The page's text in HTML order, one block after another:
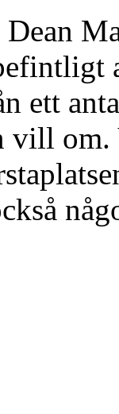
Dean
ett
vill om.